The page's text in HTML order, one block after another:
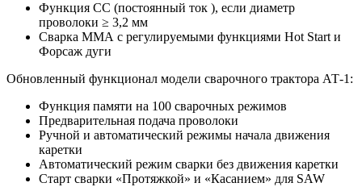
Функция СС (постоянный ток ), если диаметр
проволоки ≥ 3,2 мм
Сварка ММА с регулируемыми функциями Hot Start и
Форсаж дуги
Обновленный функционал модели сварочного трактора АТ-1:
Функция памяти на 100 сварочных режимов
Предварительная подача проволоки
Ручной и автоматический режимы начала движения
каретки
Автоматический режим сварки без движения каретки
Старт сварки «Протяжкой» и «Касанием» для SAW